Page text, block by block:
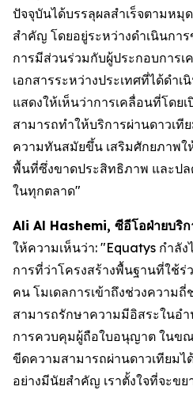
ปัจจุบันได้บรรลุผลสำเร็จตามห
สำคัญ โดยอยู่ระหว่างดำเนินกา
การมีส่วนร่วมกับผู้ประกอบการ
เอกสารระหว่างประเทศที่ได้ดำ
แสดงให้เห็นว่าการเคลื่อนที่โดย
สามารถทำให้บริการผ่านดาวเ
ความทันสมัยขึ้น เสริมศักยภาพ
พื้นที่ซึ่งขาดประสิทธิภาพ และปล
ในทุกตลาด"
Ali Al Hashemi, ซีอีโอฝ่ายบริ
ให้ความเห็นว่า: "Equatys กำลั
การที่ว่าโครงสร้างพื้นฐานที่ใช้
คน โมเดลการเข้าถึงช่วงความถี่
สามารถรักษาความมีอิสระในอ
การควบคุมผู้ถือใบอนุญาต ในข
ขีดความสามารถผ่านดาวเทียม
อย่างมีนัยสำคัญ เราตั้งใจที่จะขย